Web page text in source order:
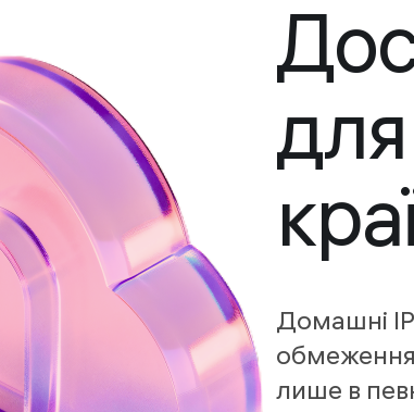
для
Домашні
обмеження
лише в